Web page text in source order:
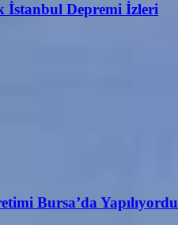
İstanbul Depremi İzleri
Bursa’da Yapılıyordu